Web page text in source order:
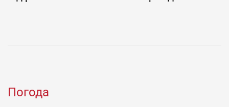
Погода